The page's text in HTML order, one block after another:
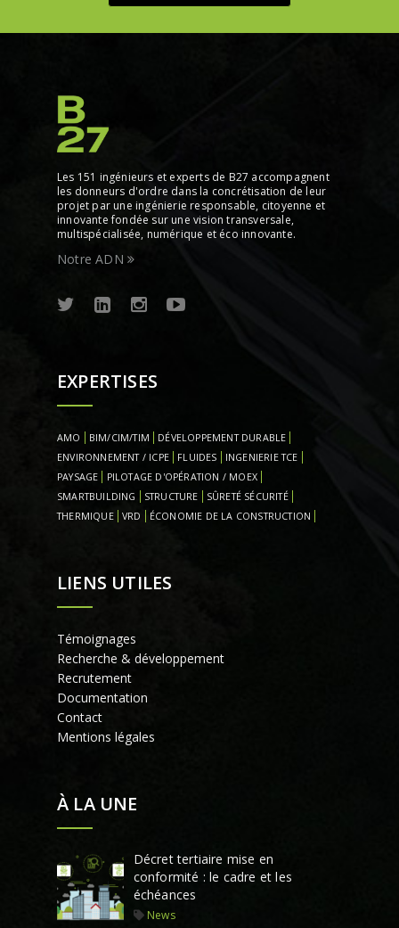
Les 151 ingénieurs et experts de B27 accompagnent
les donneurs d'ordre dans la concrétisation de leur
projet par une ingénierie responsable, citoyenne et
innovante fondée sur une vision transversale,
multispécialisée, numérique et éco innovante.
Notre ADN
EXPERTISES
AMO BIM/CIM/TIM
DÉVELOPPEMENT DURABLE
ENVIRONNEMENT / ICPE
FLUIDES
INGENIERIE TCE
PAYSAGE
PILOTAGE D'OPÉRATION / MOEX
SMARTBUILDING
STRUCTURE
SÛRETÉ SÉCURITÉ
THERMIQUE
VRD ÉCONOMIE DE LA CONSTRUCTION
LIENS UTILES
Témoignages
Recherche & développement
Recrutement
Documentation
Contact
Mentions légales
À LA UNE
Décret tertiaire mise en
conformité : le cadre et les
échéances
News